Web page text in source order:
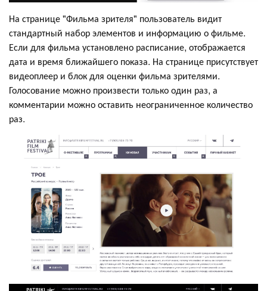
На странице "Фильма зрителя" пользователь видит
стандартный набор элементов и информацию о фильме.
Если для фильма установлено расписание, отображается
дата и время ближайшего показа. На странице присутствует
видеоплеер и блок для оценки фильма зрителями.
Голосование можно произвести только один раз, а
комментарии можно оставить неограниченное количество
раз.